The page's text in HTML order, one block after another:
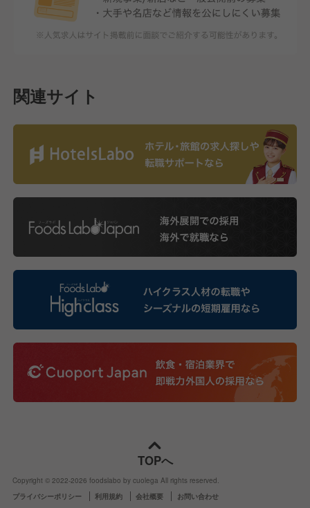
関連サイト
TOPへ
Copyright © 2022-2026 foodslabo by cuolega All rights reserved.
プライバシーポリシー
利用規約 会社概要 お問い合わせ